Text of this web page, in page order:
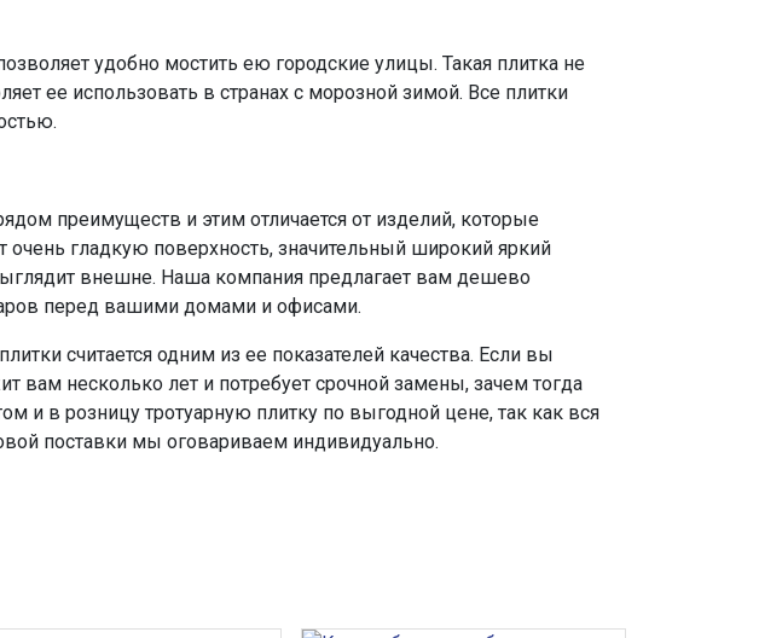
удобно мостить ею городские улицы. Такая плитка не
ее использовать в странах с морозной зимой. Все плитки
преимуществ и этим отличается от изделий, которые
гладкую поверхность, значительный широкий яркий
внешне. Наша компания предлагает вам дешево
перед вашими домами и офисами.
считается одним из ее показателей качества. Если вы
вам несколько лет и потребует срочной замены, зачем тогда
и в розницу тротуарную плитку по выгодной цене, так как вся
поставки мы оговариваем индивидуально.